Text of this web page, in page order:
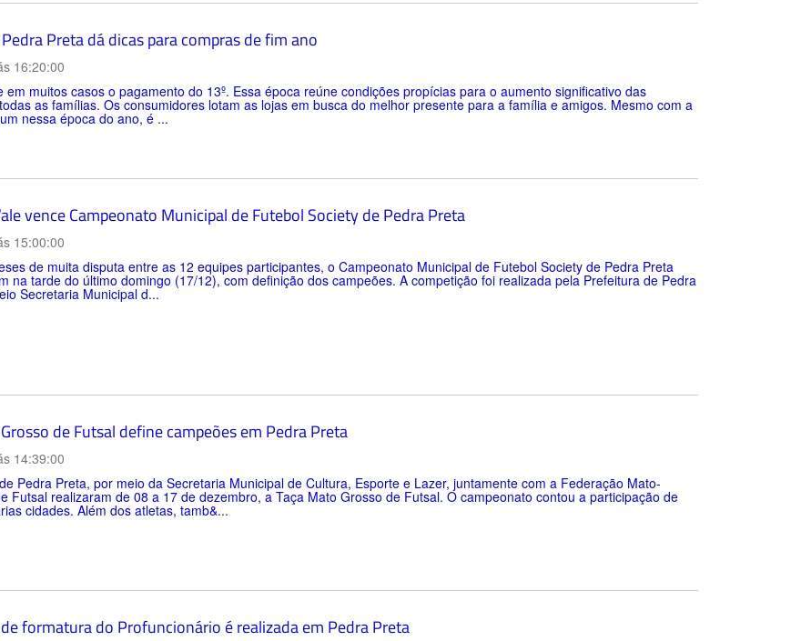
Preta dá dicas para compras de fim ano
16:20:00
em muitos casos o pagamento do 13º. Essa época reúne condições propícias para o aumento significativo das
as famílias. Os consumidores lotam as lojas em busca do melhor presente para a família e amigos. Mesmo com a
nessa época do ano, é ...
vence Campeonato Municipal de Futebol Society de Pedra Preta
15:00:00
de muita disputa entre as 12 equipes participantes, o Campeonato Municipal de Futebol Society de Pedra Preta
na tarde do último domingo (17/12), com definição dos campeões. A competição foi realizada pela Prefeitura de Pedra
Secretaria Municipal d...
de Futsal define campeões em Pedra Preta
14:39:00
Pedra Preta, por meio da Secretaria Municipal de Cultura, Esporte e Lazer, juntamente com a Federação Mato-
Futsal realizaram de 08 a 17 de dezembro, a Taça Mato Grosso de Futsal. O campeonato contou a participação de
cidades. Além dos atletas, tamb&...
formatura do Profuncionário é realizada em Pedra Preta